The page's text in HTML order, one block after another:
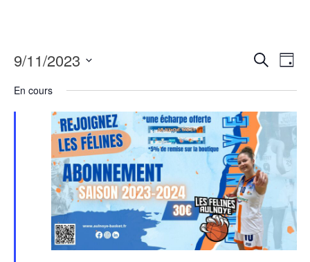
et
de
vues
Recherche
Jour
9/11/2023
une
date.
En cours